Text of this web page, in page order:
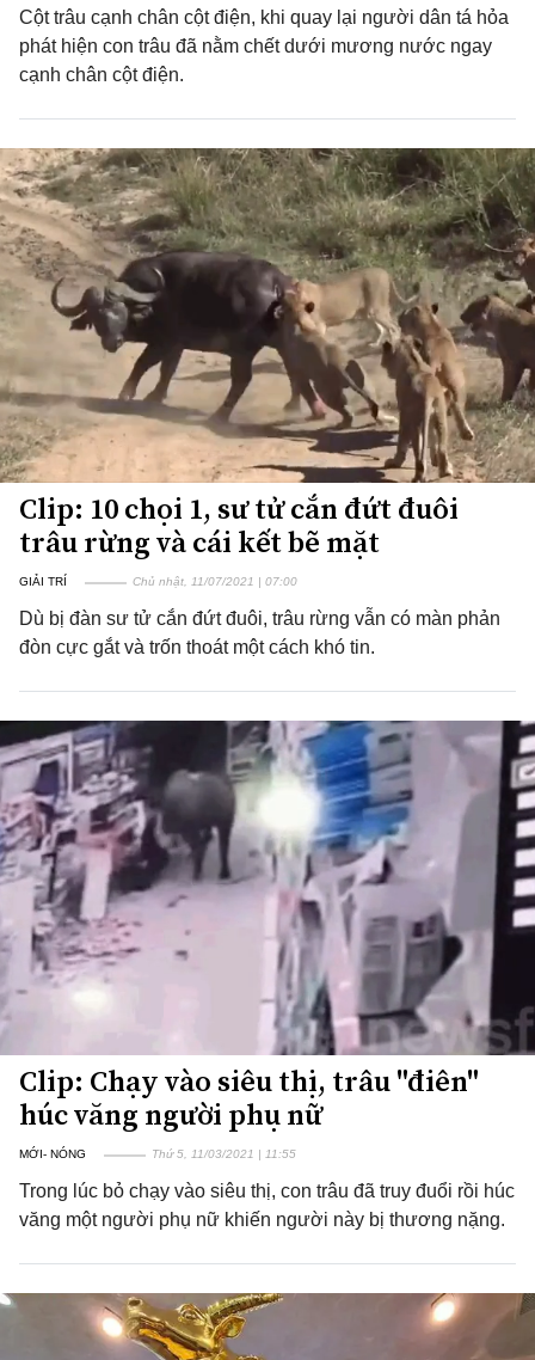
Cột trâu cạnh chân cột điện, khi quay lại người dân tá hỏa
phát hiện con trâu đã nằm chết dưới mương nước ngay
cạnh chân cột điện.
Clip: 10 chọi 1, sư tử cắn đứt đuôi
trâu rừng và cái kết bẽ mặt
GIẢI TRÍ Chủ nhật, 11/07/2021 | 07:00
Dù bị đàn sư tử cắn đứt đuôi, trâu rừng vẫn có màn phản
đòn cực gắt và trốn thoát một cách khó tin.
Clip: Chạy vào siêu thị, trâu "điên"
húc văng người phụ nữ
MỚI- NÓNG Thứ 5, 11/03/2021 | 11:55
Trong lúc bỏ chạy vào siêu thị, con trâu đã truy đuổi rồi húc
văng một người phụ nữ khiến người này bị thương nặng.